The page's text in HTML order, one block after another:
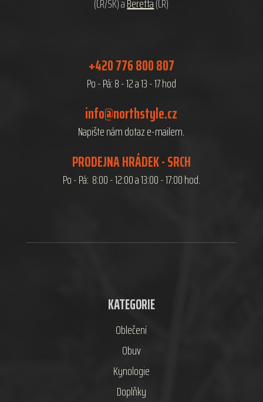
+420 776 800 807
Po - Pá: 8 - 12 a 13 - 17 hod
info@northstyle.cz
Napište nám dotaz e-mailem.
PRODEJNA HRÁDEK - SRCH
Po - Pá: 8:00 - 12:00 a 13:00 - 17:00 hod.
KATEGORIE
Oblečení
Obuv
Kynologie
Doplňky